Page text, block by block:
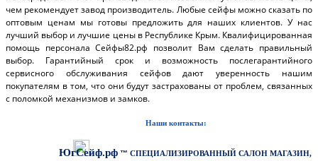
чем рекомендует завод производитель. Любые сейфы можно сказать по
оптовым ценам мы готовы предложить для наших клиентов. У нас
лучший выбор и лучшие цены в Республике Крым. Квалифицированная
помощь персонала Сейфы82.рф позволит Вам сделать правильный
выбор. Гарантийный срок и возможность послегарантийного
сервисного обслуживания сейфов дают уверенность нашим
покупателям в том, что они будут застрахованы от проблем, связанных
с поломкой механизмов и замков.
Наши контакты:
ЮгСейф.рф ™СПЕЦИАЛИЗИРОВАННЫЙ САЛОН МАГАЗИН,